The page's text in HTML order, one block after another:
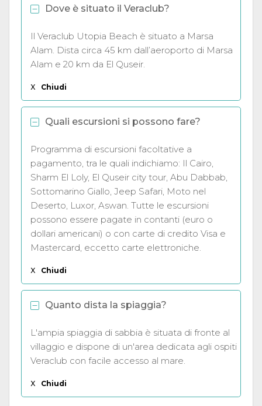
Dove è situato il Veraclub?
Il Veraclub Utopia Beach è situato a Marsa
Alam. Dista circa 45 km dall’aeroporto di Marsa
Alam e 20 km da El Quseir.
X Chiudi
Quali escursioni si possono fare?
Programma di escursioni facoltative a
pagamento, tra le quali indichiamo: Il Cairo,
Sharm El Loly, El Quseir city tour, Abu Dabbab,
Sottomarino Giallo, Jeep Safari, Moto nel
Deserto, Luxor, Aswan. Tutte le escursioni
possono essere pagate in contanti (euro o
dollari americani) o con carte di credito Visa e
Mastercard, eccetto carte elettroniche.
X Chiudi
Quanto dista la spiaggia?
L'ampia spiaggia di sabbia è situata di fronte al
villaggio e dispone di un'area dedicata agli ospiti
Veraclub con facile accesso al mare.
X Chiudi